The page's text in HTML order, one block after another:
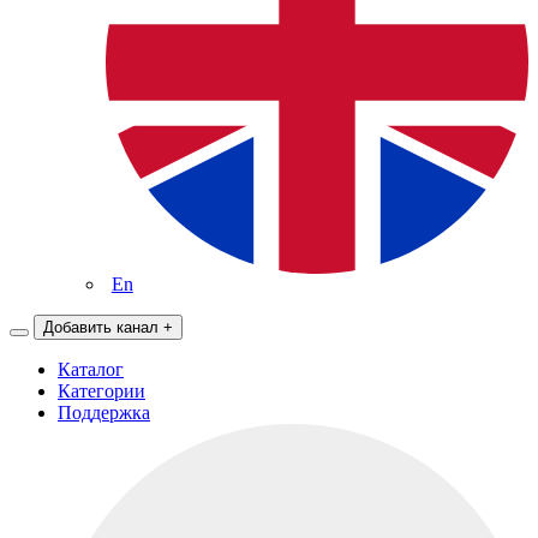
En
Добавить канал +
Каталог
Категории
Поддержка